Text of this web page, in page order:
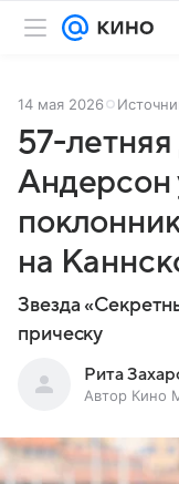
14 мая 2026
57-
Андерсон
на
Звезда
прическу
Рита
Автор Кино